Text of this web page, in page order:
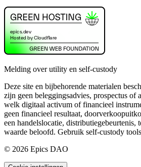
Melding over utility en self-custody
Deze site en bijbehorende materialen
zijn geen beleggingsadvies, prospectus of
welk digitaal activum of financieel
geen financieel resultaat,
een handelslocatie, distributiegebeurtenis,
waarde beloofd. Gebruik self-custody
© 2026 Epics DAO